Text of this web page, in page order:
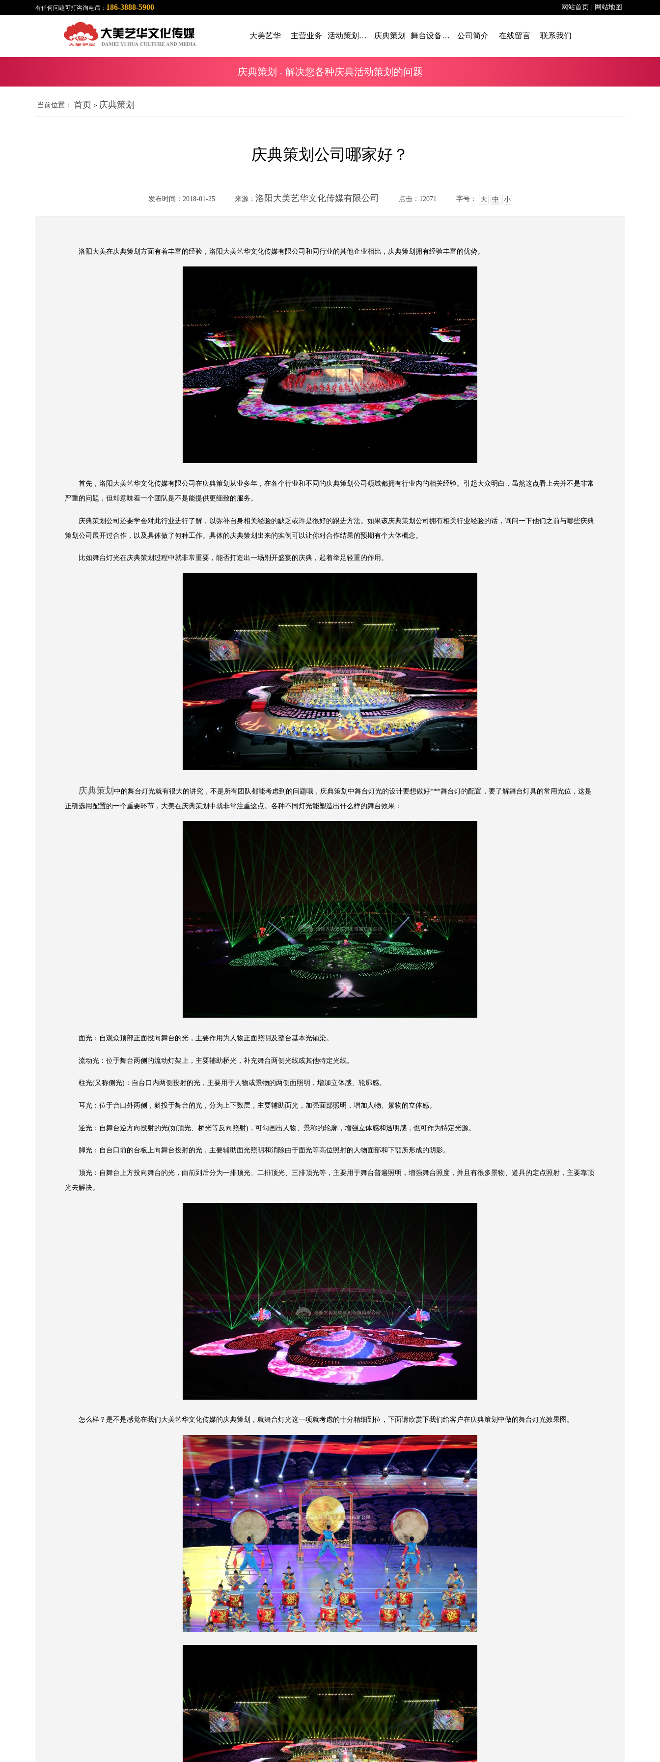
有任何问题可打咨询电话： 186-3888-5900 网站首页 网站地图
大美艺华 主营业务 活动策划案例 庆典策划 舞台设备租赁 公司简介 在线留言 联系我们
庆典策划 - 解决您各种庆典活动策划的问题
当前位置： 首页 > 庆典策划
庆典策划公司哪家好？
发布时间：2018-01-25 来源： 洛阳大美艺华文化传媒有限公司 点击：12071 字号： 大 中 小
洛阳大美在庆典策划方面有着丰富的经验，洛阳大美艺华文化传媒有限公司和同行业的其他企业相比，庆典策划拥有经验丰富的优势。
首先，洛阳大美艺华文化传媒有限公司在庆典策划从业多年，在各个行业和不同的庆典策划公司领域都拥有行业内的相关经验。引起大众明白，虽然这点看上去并不是非常
严重的问题，但却意味着一个团队是不是能提供更细致的服务。
庆典策划公司还要学会对此行业进行了解，以弥补自身相关经验的缺乏或许是很好的跟进方法。如果该庆典策划公司拥有相关行业经验的话，询问一下他们之前与哪些庆典
策划公司展开过合作，以及具体做了何种工作。具体的庆典策划出来的实例可以让你对合作结果的预期有个大体概念。
比如舞台灯光在庆典策划过程中就非常重要，能否打造出一场别开盛宴的庆典，起着举足轻重的作用。
庆典策划 中的舞台灯光就有很大的讲究，不是所有团队都能考虑到的问题哦，庆典策划中舞台灯光的设计要想做好***舞台灯的配置，要了解舞台灯具的常用光位，这是
正确选用配置的一个重要环节，大美在庆典策划中就非常注重这点。各种不同灯光能塑造出什么样的舞台效果：
面光：自观众顶部正面投向舞台的光，主要作用为人物正面照明及整台基本光铺染。
流动光：位于舞台两侧的流动灯架上，主要辅助桥光，补充舞台两侧光线或其他特定光线。
柱光(又称侧光)：自台口内两侧投射的光，主要用于人物或景物的两侧面照明，增加立体感、轮廓感。
耳光：位于台口外两侧，斜投于舞台的光，分为上下数层，主要辅助面光，加强面部照明，增加人物、景物的立体感。
逆光：自舞台逆方向投射的光(如顶光、桥光等反向照射)，可勾画出人物、景称的轮廓，增强立体感和透明感，也可作为特定光源。
脚光：自台口前的台板上向舞台投射的光，主要辅助面光照明和消除由于面光等高位照射的人物面部和下颚所形成的阴影。
顶光：自舞台上方投向舞台的光，由前到后分为一排顶光、二排顶光、三排顶光等，主要用于舞台普遍照明，增强舞台照度，并且有很多景物、道具的定点照射，主要靠顶
光去解决。
怎么样？是不是感觉在我们大美艺华文化传媒的庆典策划，就舞台灯光这一项就考虑的十分精细到位，下面请欣赏下我们给客户在庆典策划中做的舞台灯光效果图。